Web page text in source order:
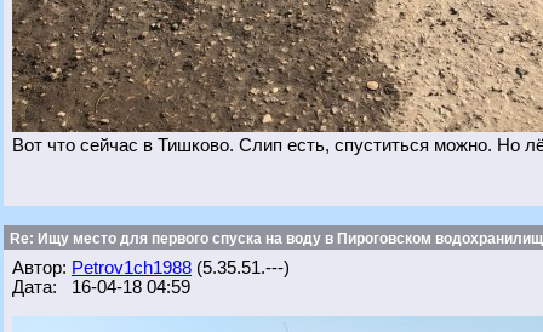
Вот что сейчас в Тишково. Слип есть, спуститься можно. Но
Re: Ищу место для первого спуска на воду в Пироговском
Автор: Petrov1ch1988 (5.35.51.---)
Дата: 16-04-18 04:59